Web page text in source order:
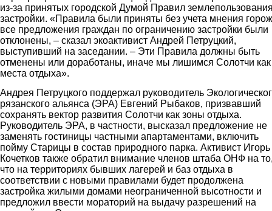
из-за принятых городской Думой Правил
застройки. «Правила были приняты без учета мнения
все предложения граждан по ограничению застройки были
отклонены, – сказал экоактивист Андрей Петруцкий,
выступивший на заседании. – Эти Правила должны быть
отменены или доработаны, иначе мы лишимся Солотчи как
места отдыха».
Андрея Петруцкого поддержал руководитель
рязанского альянса (ЭРА) Евгений Рыбаков, призвавший
сохранять вектор развития Солотчи как зоны отдыха.
Руководитель ЭРА, в частности, высказал предложение не
заменять гостиницы частными апартаментами, включить
пойму Старицы в состав природного парка. Активист Игорь
Кочетков также обратил внимание членов штаба ОНФ на
что на территориях бывших лагерей и баз отдыха в
соответствии с новыми правилами будет продолжена
застройка жилыми домами неограниченной высотности и
предложил ввести мораторий на выдачу разрешений на